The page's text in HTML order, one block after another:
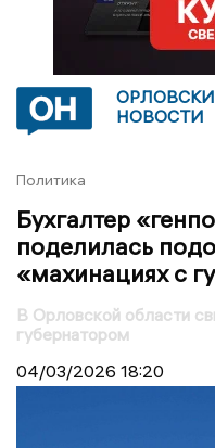
НОВОСТИ
Политика
Бухгалтер
поделилась
«махинациях с
В Орловской области
губернатором
04/03/2026 18:20